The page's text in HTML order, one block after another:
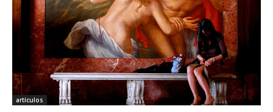
artículos